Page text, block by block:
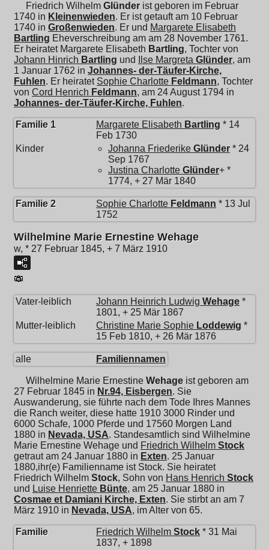
Friedrich Wilhelm Glünder ist geboren im Februar
1740 in Kleinenwieden. Er ist getauft am 10 Februar
1740 in Großenwieden. Er und Margarete Elisabeth
Bartling Eheverschreibung am am 28 November 1761.
Er heiratet Margarete Elisabeth Bartling, Tochter von
Johann Hinrich Bartling und Ilse Margreta Glünder, am
1 Januar 1762 in Johannes- der-Täufer-Kirche,
Fuhlen. Er heiratet Sophie Charlotte Feldmann, Tochter
von Cord Henrich Feldmann, am 24 August 1794 in
Johannes- der-Täufer-Kirche, Fuhlen.
Familie 1 Margarete Elisabeth Bartling * 14
Feb 1730
Kinder
Johanna Friederike Glünder * 24
Sep 1767
Justina Charlotte Glünder+ *
1774, + 27 Mär 1840
Familie 2 Sophie Charlotte Feldmann * 13 Jul
1752
Wilhelmine Marie Ernestine Wehage
w, * 27 Februar 1845, + 7 März 1910
Vater-leiblich Johann Heinrich Ludwig Wehage *
1801, + 25 Mär 1867
Mutter-leiblich
Christine Marie Sophie Loddewig *
15 Feb 1810, + 26 Mär 1876
alle Familiennamen
Wilhelmine Marie Ernestine Wehage ist geboren am
27 Februar 1845 in Nr.94, Eisbergen. Sie
Auswanderung, sie führte nach dem Tode Ihres Mannes
die Ranch weiter, diese hatte 1910 3000 Rinder und
6000 Schafe, 1000 Pferde und 17560 Morgen Land
1880 in Nevada, USA. Standesamtlich sind Wilhelmine
Marie Ernestine Wehage und Friedrich Wilhelm Stock
getraut am 24 Januar 1880 in Exten. 25 Januar
1880,ihr(e) Familienname ist Stock. Sie heiratet
Friedrich Wilhelm Stock, Sohn von Hans Henrich Stock
und Luise Henriette Bünte, am 25 Januar 1880 in
Cosmae et Damiani Kirche, Exten. Sie stirbt an am 7
März 1910 in Nevada, USA, im Alter von 65.
Familie Friedrich Wilhelm Stock * 31 Mai
1837, + 1898